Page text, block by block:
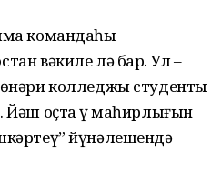
командаһы
вәкиле лә бар. Ул –
колледжы студенты
оҫта үҙ маһирлығын
йүнәлешендә